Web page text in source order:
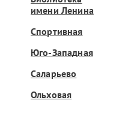
имени Ленина
Спортивная
Юго-Западная
Саларьево
Ольховая